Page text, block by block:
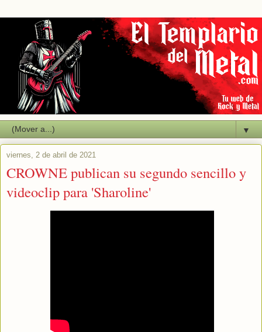
▼
viernes, 2 de abril de 2021
CROWNE publican su segundo sencillo y
videoclip para 'Sharoline'